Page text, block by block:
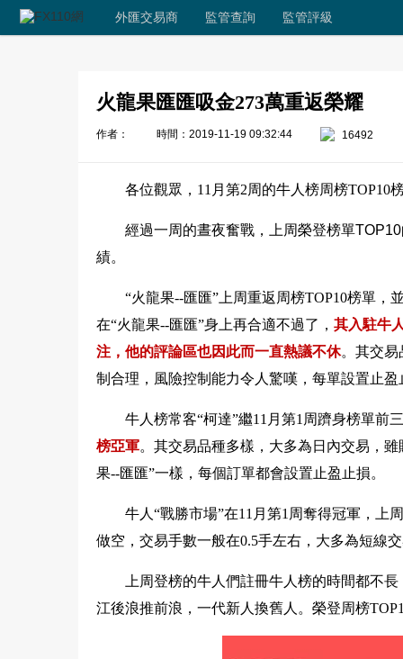
外匯交易商 監管查詢 監管評級
火龍果匯匯吸金273萬重返榮耀
作者： 時間：2019-11-19 09:32:44 16492
各位觀眾，11月第2周的牛人榜周榜TOP10
經過一周的晝夜奮戰，
上周榮登榜單
績。
“火龍果--匯匯”上周重返周榜TOP10榜單，
在“火龍果--匯匯”身上再合適不過了， 其入駐牛
注，他的評論區也因此而一直熱議不休。其交易
制合理，風險控制能力令人驚嘆，每單設置止
牛人榜常客“柯達”繼11月第1周躋身榜單前
榜亞軍。其交易品種多樣，大多為日內交易，
果--匯匯”一樣，每個訂單都會設置止盈止損。
牛人“戰勝市場”在11月第1周奪得冠軍，上
做空，交易手數一般在0.5手左右，大多為短線
上周登榜的牛人們註冊牛人榜的時間都不長
江後浪推前浪，一代新人換舊人。 榮登周榜